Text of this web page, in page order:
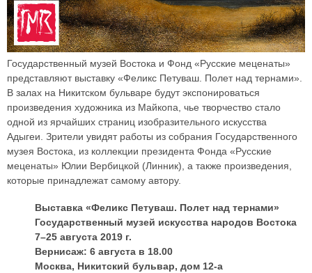
Государственный музей Востока и Фонд «Русские меценаты»
представляют выставку «Феликс Петуваш. Полет над тернами».
В залах на Никитском бульваре будут экспонироваться
произведения художника из Майкопа, чье творчество стало
одной из ярчайших страниц изобразительного искусства
Адыгеи. Зрители увидят работы из собрания Государственного
музея Востока, из коллекции президента Фонда «Русские
меценаты» Юлии Вербицкой (Линник), а также произведения,
которые принадлежат самому автору.
Выставка «Феликс Петуваш. Полет над тернами»
Государственный музей искусства народов Востока
7–25 августа 2019 г.
Вернисаж: 6 августа в 18.00
Москва, Никитский бульвар, дом 12-а